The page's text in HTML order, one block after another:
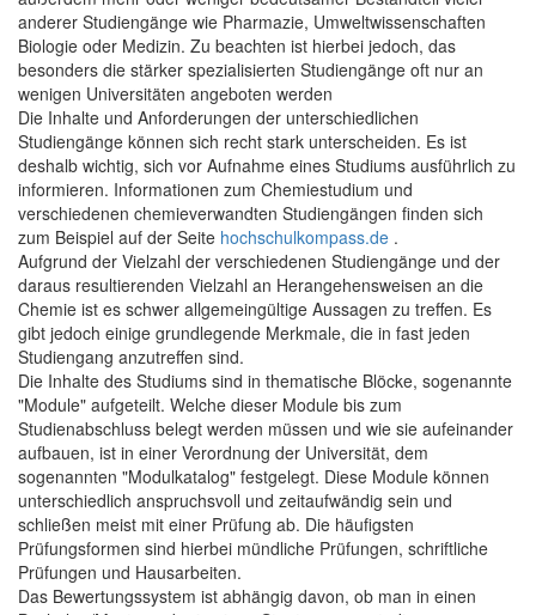
anderer Studiengänge wie Pharmazie, Umweltwissenschaften
Biologie oder Medizin. Zu beachten ist hierbei jedoch, das
besonders die stärker spezialisierten Studiengänge oft nur an
wenigen Universitäten angeboten werden
Die Inhalte und Anforderungen der unterschiedlichen
Studiengänge können sich recht stark unterscheiden. Es ist
deshalb wichtig, sich vor Aufnahme eines Studiums ausführlich zu
informieren. Informationen zum Chemiestudium und
verschiedenen chemieverwandten Studiengängen finden sich
zum Beispiel auf der Seite hochschulkompass.de .
Aufgrund der Vielzahl der verschiedenen Studiengänge und der
daraus resultierenden Vielzahl an Herangehensweisen an die
Chemie ist es schwer allgemeingültige Aussagen zu treffen. Es
gibt jedoch einige grundlegende Merkmale, die in fast jeden
Studiengang anzutreffen sind.
Die Inhalte des Studiums sind in thematische Blöcke, sogenannte
"Module" aufgeteilt. Welche dieser Module bis zum
Studienabschluss belegt werden müssen und wie sie aufeinander
aufbauen, ist in einer Verordnung der Universität, dem
sogenannten "Modulkatalog" festgelegt. Diese Module können
unterschiedlich anspruchsvoll und zeitaufwändig sein und
schließen meist mit einer Prüfung ab. Die häufigsten
Prüfungsformen sind hierbei mündliche Prüfungen, schriftliche
Prüfungen und Hausarbeiten.
Das Bewertungssystem ist abhängig davon, ob man in einen